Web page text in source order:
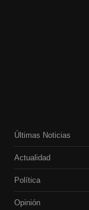
Últimas Noticias
Actualidad
Política
Opinión